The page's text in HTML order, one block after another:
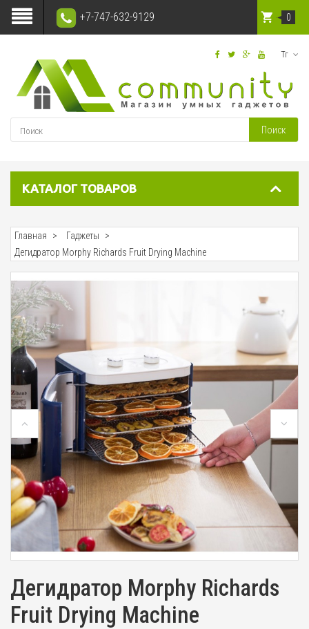
+7-747-632-9129
Тг
Поиск
0
КАТАЛОГ ТОВАРОВ
Главная
Гаджеты
Дегидратор Morphy Richards Fruit Drying Machine
Дегидратор Morphy Richards
Fruit Drying Machine